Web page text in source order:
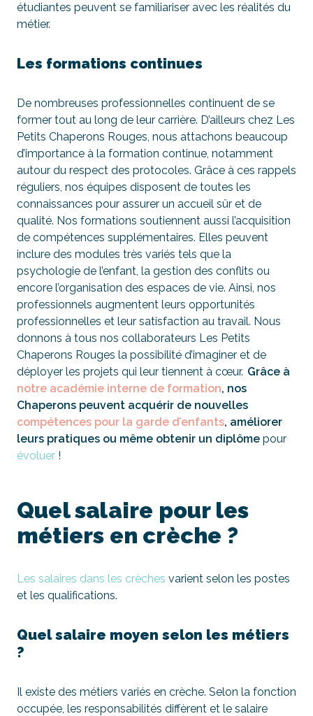
étudiantes peuvent se familiariser avec les réalités du
métier.
Les formations continues
De nombreuses professionnelles continuent de se
former tout au long de leur carrière. D’ailleurs chez Les
Petits Chaperons Rouges, nous attachons beaucoup
d’importance à la formation continue, notamment
autour du respect des protocoles. Grâce à ces rappels
réguliers, nos équipes disposent de toutes les
connaissances pour assurer un accueil sûr et de
qualité. Nos formations soutiennent aussi l’acquisition
de compétences supplémentaires. Elles peuvent
inclure des modules très variés tels que la
psychologie de l’enfant, la gestion des conflits ou
encore l’organisation des espaces de vie. Ainsi, nos
professionnels augmentent leurs opportunités
professionnelles et leur satisfaction au travail. Nous
donnons à tous nos collaborateurs Les Petits
Chaperons Rouges la possibilité d’imaginer et de
déployer les projets qui leur tiennent à cœur. Grâce à
notre académie interne de formation, nos
Chaperons peuvent acquérir de nouvelles
compétences pour la garde d’enfants, améliorer
leurs pratiques ou même obtenir un diplôme pour
évoluer !
Quel salaire pour les
métiers en crèche ?
Les salaires dans les crèches varient selon les postes
et les qualifications.
Quel salaire moyen selon les métiers
?
Il existe des métiers variés en crèche. Selon la fonction
occupée, les responsabilités diffèrent et le salaire